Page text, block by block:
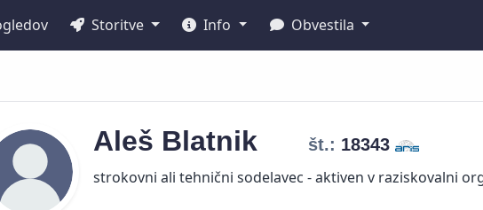
Storitve Info Obvestila
Aleš Blatnik št.: 18343
strokovni ali tehnični sodelavec - aktiven v raziskovalni